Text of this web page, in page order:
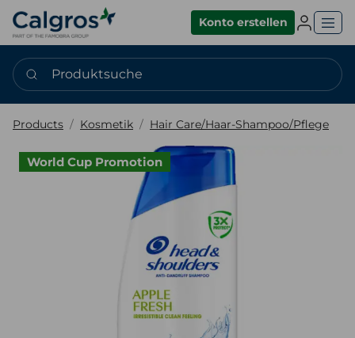
Konto erstellen
Produktsuche
Products Kosmetik Hair Care/Haar-Shampoo/Pflege